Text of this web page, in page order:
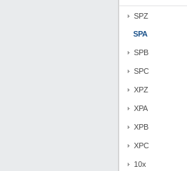
SPZ
SPA
SPB
SPC
XPZ
XPA
XPB
XPC
10x